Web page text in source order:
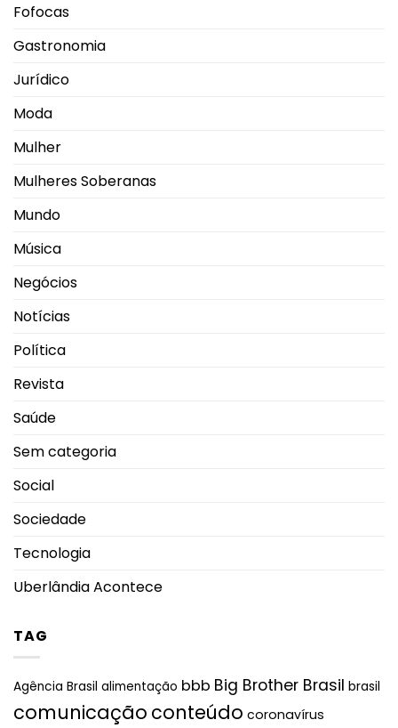
Fofocas
Gastronomia
Jurídico
Moda
Mulher
Mulheres Soberanas
Mundo
Música
Negócios
Notícias
Política
Revista
Saúde
Sem categoria
Social
Sociedade
Tecnologia
Uberlândia Acontece
TAG
Agência Brasil alimentação bbb Big Brother Brasil brasil
comunicação conteúdo coronavírus